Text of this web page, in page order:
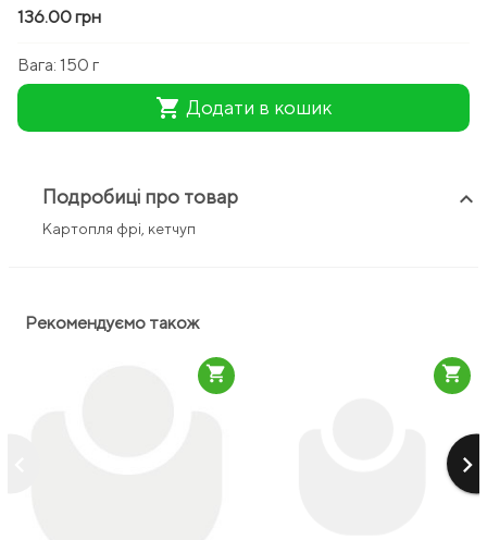
136.00 грн
Вага: 150 г
shopping_cart Додати в кошик
Подробиці про товар keyboard_arrow_up
Картопля фрі, кетчуп
Рекомендуємо також
keyboard_arrow_right
shopping_cart shopping_cart